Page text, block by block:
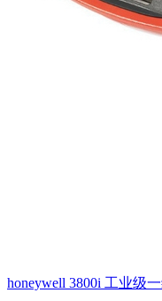
honeywell 3800i 工业级